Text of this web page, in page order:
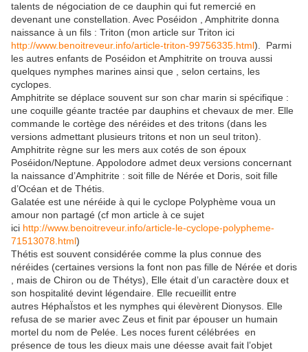
talents de négociation de ce dauphin qui fut remercié en
devenant une constellation. Avec Poséidon , Amphitrite donna
naissance à un fils : Triton (mon article sur Triton ici
http://www.benoitreveur.info/article-triton-99756335.html). Parmi
les autres enfants de Poséidon et Amphitrite on trouva aussi
quelques nymphes marines ainsi que , selon certains, les
cyclopes.
Amphitrite se déplace souvent sur son char marin si spécifique :
une coquille géante tractée par dauphins et chevaux de mer. Elle
commande le cortège des néréides et des tritons (dans les
versions admettant plusieurs tritons et non un seul triton).
Amphitrite règne sur les mers aux cotés de son époux
Poséidon/Neptune. Appolodore admet deux versions concernant
la naissance d’Amphitrite : soit fille de Nérée et Doris, soit fille
d’Océan et de Thétis.
Galatée est une néréide à qui le cyclope Polyphème voua un
amour non partagé (cf mon article à ce sujet
ici http://www.benoitreveur.info/article-le-cyclope-polypheme-
71513078.html)
Thétis est souvent considérée comme la plus connue des
néréides (certaines versions la font non pas fille de Nérée et doris
, mais de Chiron ou de Thétys), Elle était d’un caractère doux et
son hospitalité devint légendaire. Elle recueillit entre
autres HéphaÏstos et les nymphes qui élevèrent Dionysos. Elle
refusa de se marier avec Zeus et finit par épouser un humain
mortel du nom de Pelée. Les noces furent célébrées en
présence de tous les dieux mais une déesse avait fait l’objet